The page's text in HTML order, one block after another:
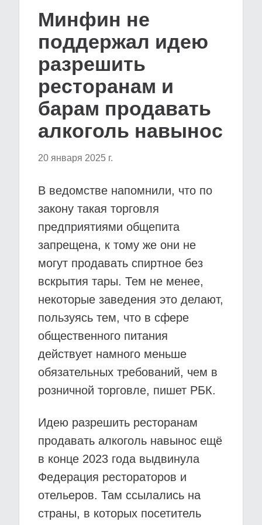
Минфин не
поддержал идею
разрешить
ресторанам и
барам продавать
алкоголь навынос
20 января 2025 г.
В ведомстве напомнили, что по
закону такая торговля
предприятиями общепита
запрещена, к тому же они не
могут продавать спиртное без
вскрытия тары. Тем не менее,
некоторые заведения это делают,
пользуясь тем, что в сфере
общественного питания
действует намного меньше
обязательных требований, чем в
розничной торговле, пишет РБК.
Идею разрешить ресторанам
продавать алкоголь навынос ещё
в конце 2023 года выдвинула
Федерация рестораторов и
отельеров. Там ссылались на
страны, в которых посетитель